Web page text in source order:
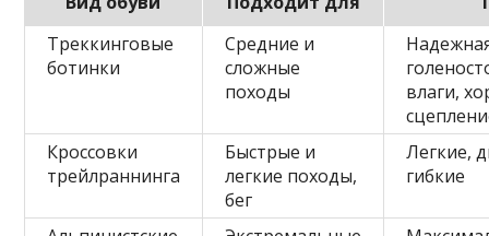
Треккинговые
ботинки
Средние и
сложные
походы
влаги,
Кроссовки
трейлраннинга
Быстрые и
легкие походы,
бег
Легкие,
гибкие